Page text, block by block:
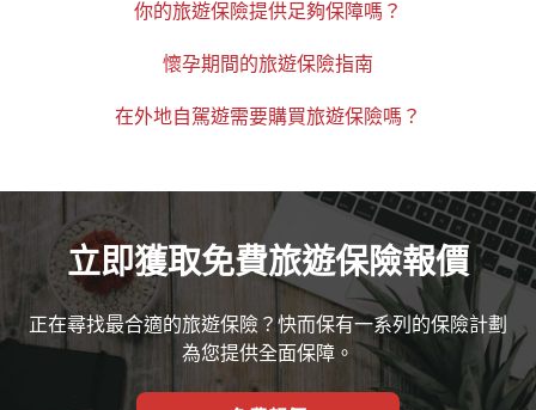
你的旅遊保險提供足夠保障嗎？
懷孕期間的旅遊保險指南
在外地自駕遊需要購買旅遊保險嗎？
立即獲取免費旅遊保險報價
正在尋找最合適的旅遊保險？快而保有一系列的保險計劃
為您提供全面保障。